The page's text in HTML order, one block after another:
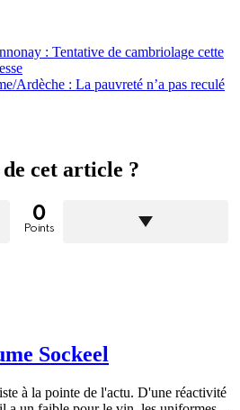
: Tentative de cambriolage cette
Ardèche : La pauvreté n’a pas reculé
de cet article ?
0
Points
Sockeel
à la pointe de l'actu. D'une réactivité